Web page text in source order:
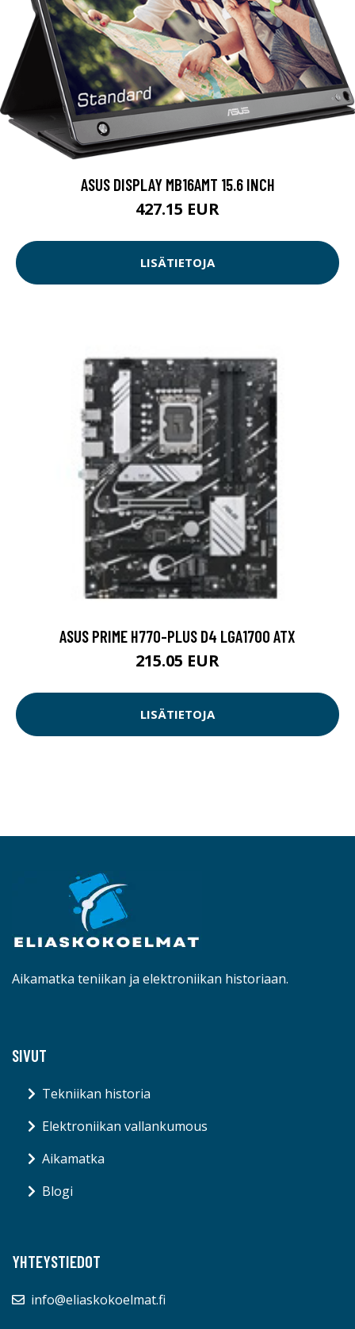
ASUS DISPLAY MB16AMT 15.6 INCH
427.15 EUR
LISÄTIETOJA
ASUS PRIME H770-PLUS D4 LGA1700 ATX
215.05 EUR
LISÄTIETOJA
Aikamatka teniikan ja elektroniikan historiaan.
SIVUT
Tekniikan historia
Elektroniikan vallankumous
Aikamatka
Blogi
YHTEYSTIEDOT
info@eliaskokoelmat.fi